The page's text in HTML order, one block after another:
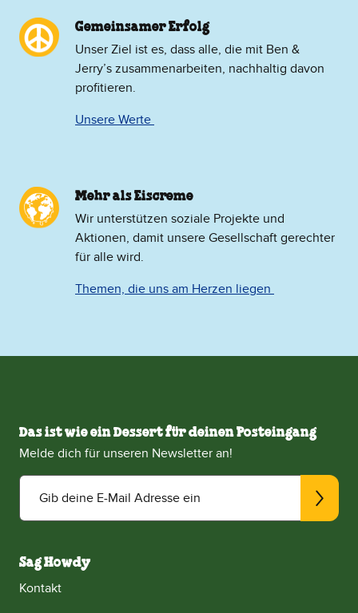
Gemeinsamer Erfolg
Unser Ziel ist es, dass alle, die mit Ben &
Jerry’s zusammenarbeiten, nachhaltig davon
profitieren.
Unsere Werte
Mehr als Eiscreme
​Wir unterstützen soziale Projekte und
Aktionen, damit unsere Gesellschaft gerechter
für alle wird.
Themen, die uns am Herzen liegen
Das ist wie ein Dessert für deinen Posteingang
Melde dich für unseren Newsletter an!
Gib deine E-Mail Adresse ein
Sag Howdy
Kontakt